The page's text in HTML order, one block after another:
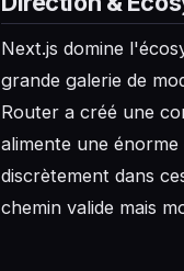
Next.js domine
grande galerie de
Router a créé une
alimente une
discrètement dans
chemin valide mais